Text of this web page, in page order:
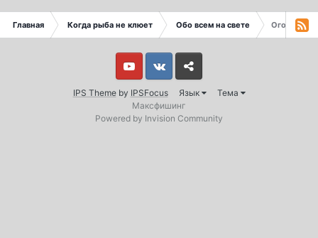
Главная Когда рыба не клюет Обо всем на свете Огороды,
IPS Themeby IPSFocus Язык Тема
Youtube VkontakteYandex
Максфишинг
Powered by Invision Community